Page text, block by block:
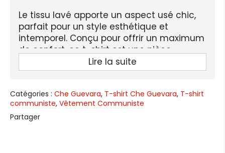
Le tissu lavé apporte un aspect usé chic,
parfait pour un style esthétique et
intemporel. Conçu pour offrir un maximum
de confort, ce t-shirt est une pièce
incontournable pour les amateurs de
mode engagée et originale.
CARACTÉRISTIQUES
Matière : 100% coton
Lire la suite
Catégories : Che Guevara, T-shirt Che Guevara, T-shirt
communiste, Vêtement Communiste
Partager